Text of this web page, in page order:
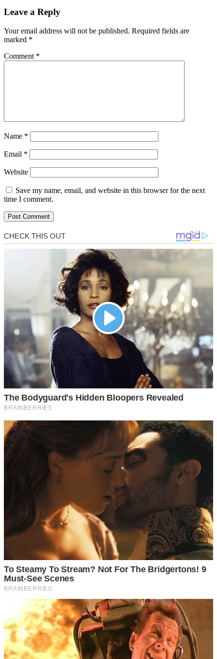
Leave a Reply
Your email address will not be published. Required fields are
marked *
Comment *
Name *
Email *
Website
Save my name, email, and website in this browser for the next
time I comment.